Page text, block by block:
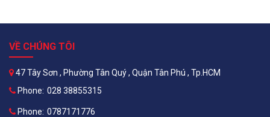
VỀ CHÚNG TÔI
47 Tây Sơn , Phường Tân Quý , Quận Tân Phú , Tp.HCM
Phone: 028 38855315
Phone: 0787171776